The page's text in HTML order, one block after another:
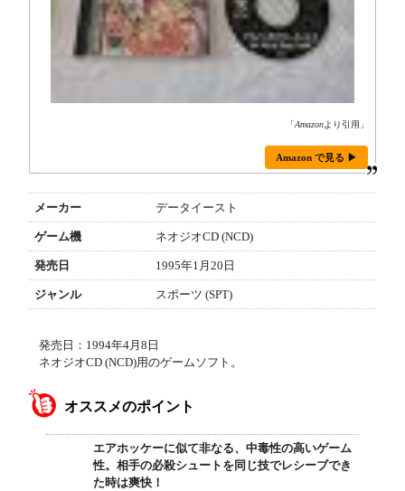
「Amazonより引用」
Amazon で見る ▶
メーカー データイースト
ゲーム機 ネオジオCD (NCD)
発売日 1995年1月20日
ジャンル スポーツ (SPT)
発売日：1994年4月8日
ネオジオCD (NCD)用のゲームソフト。
オススメのポイント
エアホッケーに似て非なる、中毒性の高いゲーム
性。相手の必殺シュートを同じ技でレシーブでき
た時は爽快！